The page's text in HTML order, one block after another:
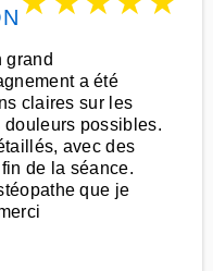
grand
a été
claires sur les
possibles.
avec des
de la séance.
que je